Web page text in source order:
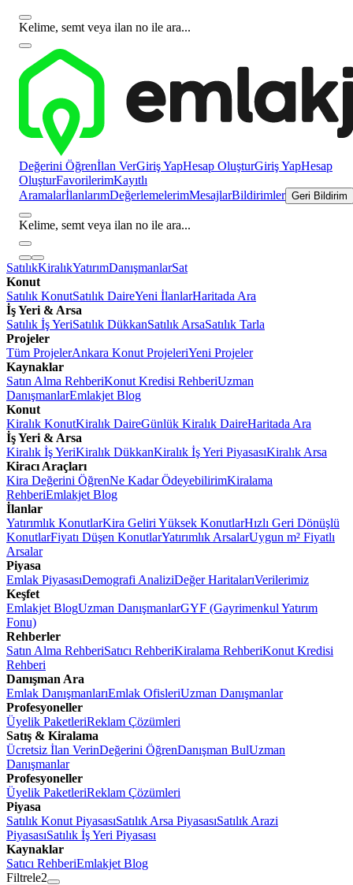
Kelime, semt veya ilan no ile ara...
Değerini Öğrenİlan VerGiriş YapHesap OluşturGiriş YapHesap
OluşturFavorilerimKayıtlı
AramalarİlanlarımDeğerlemelerimMesajlarBildirimler Geri Bildirim
Kelime, semt veya ilan no ile ara...
SatılıkKiralıkYatırımDanışmanlarSat
Konut
Satılık KonutSatılık DaireYeni İlanlarHaritada Ara
İş Yeri & Arsa
Satılık İş YeriSatılık DükkanSatılık ArsaSatılık Tarla
Projeler
Tüm ProjelerAnkara Konut ProjeleriYeni Projeler
Kaynaklar
Satın Alma RehberiKonut Kredisi RehberiUzman
DanışmanlarEmlakjet Blog
Konut
Kiralık KonutKiralık DaireGünlük Kiralık DaireHaritada Ara
İş Yeri & Arsa
Kiralık İş YeriKiralık DükkanKiralık İş Yeri PiyasasıKiralık Arsa
Kiracı Araçları
Kira Değerini ÖğrenNe Kadar ÖdeyebilirimKiralama
RehberiEmlakjet Blog
İlanlar
Yatırımlık KonutlarKira Geliri Yüksek KonutlarHızlı Geri Dönüşlü
KonutlarFiyatı Düşen KonutlarYatırımlık ArsalarUygun m² Fiyatlı
Arsalar
Piyasa
Emlak PiyasasıDemografi AnaliziDeğer HaritalarıVerilerimiz
Keşfet
Emlakjet BlogUzman DanışmanlarGYF (Gayrimenkul Yatırım
Fonu)
Rehberler
Satın Alma RehberiSatıcı RehberiKiralama RehberiKonut Kredisi
Rehberi
Danışman Ara
Emlak DanışmanlarıEmlak OfisleriUzman Danışmanlar
Profesyoneller
Üyelik PaketleriReklam Çözümleri
Satış & Kiralama
Ücretsiz İlan VerinDeğerini ÖğrenDanışman BulUzman
Danışmanlar
Profesyoneller
Üyelik PaketleriReklam Çözümleri
Piyasa
Satılık Konut PiyasasıSatılık Arsa PiyasasıSatılık Arazi
PiyasasıSatılık İş Yeri Piyasası
Kaynaklar
Satıcı RehberiEmlakjet Blog
Filtrele2